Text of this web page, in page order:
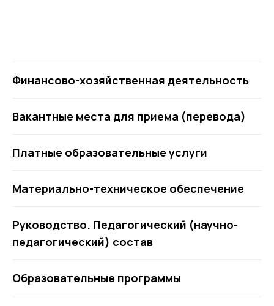
Финансово-хозяйственная деятельность
Вакантные места для приема (перевода)
Платные образовательные услуги
Материально-техническое обеспечение
Руководство. Педагогический (научно-
педагогический) состав
Образовательные программы